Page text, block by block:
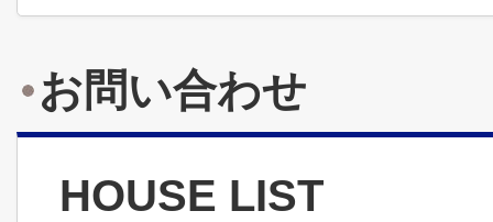
お問い合わせ
HOUSE LIST